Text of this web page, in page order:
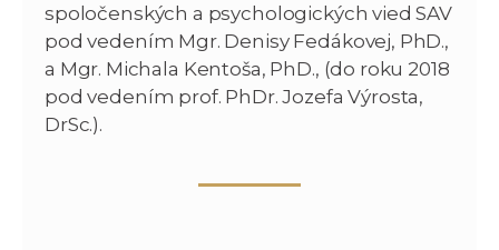
spoločenských a psychologických vied SAV
pod vedením Mgr. Denisy Fedákovej, PhD.,
a Mgr. Michala Kentoša, PhD., (do roku 2018
pod vedením prof. PhDr. Jozefa Výrosta,
DrSc.).